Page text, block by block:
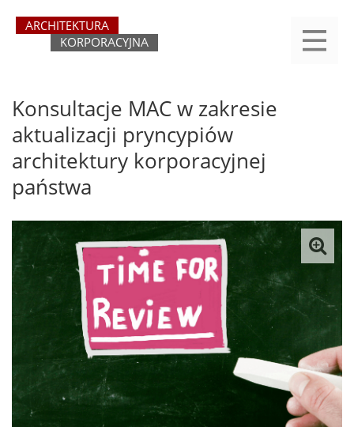
yasne
main
Konsultacje MAC w zakresie
aktualizacji pryncypiów
architektury korporacyjnej
państwa